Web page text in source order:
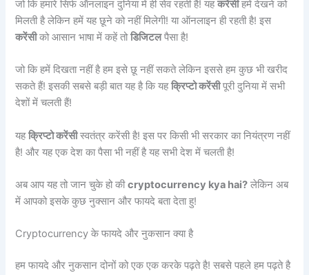
जो कि हमारे सिर्फ ऑनलाइन दुनिया में ही सेव रहती है! यहकरेंसीहमें देखने को
मिलती है लेकिन हमें यह छूने को नहीं मिलेगी! या ऑनलाइन ही रहती है! इस
करेंसीको आसान भाषा में कहें तोडिजिटलपैसा है!
जो कि हमें दिखता नहीं है हम इसे छू नहीं सकते लेकिन इससे हम कुछ भी खरीद
सकते हैं! इसकी सबसे बड़ी बात यह है कि यहक्रिप्टो करेंसीपूरी दुनिया में सभी
देशों में चलती हैं!
यहक्रिप्टो करेंसीस्वतंत्र करेंसी है! इस पर किसी भी सरकार का नियंत्रण नहीं
है! और यह एक देश का पैसा भी नहीं है यह सभी देश में चलती है!
अब आप यह तो जान चुके हो कीcryptocurrency kya hai? लेकिन अब
में आपको इसके कुछ नुक्सान और फायदे बता देता हु!
Cryptocurrency के फायदे और नुकसान क्या है
हम फायदे और नुकसान दोनों को एक एक करके पढ़ते है! सबसे पहले हम पढ़ते है